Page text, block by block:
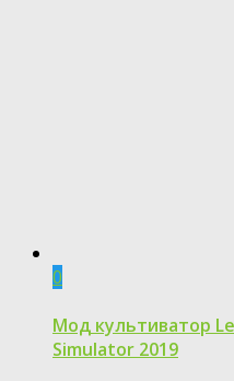
0
Мод культиватор
Simulator 2019